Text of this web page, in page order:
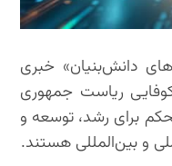
دانش‌بنیان» خبری
ریاست جمهوری
برای رشد، توسعه و
و بین‌المللی هستند.